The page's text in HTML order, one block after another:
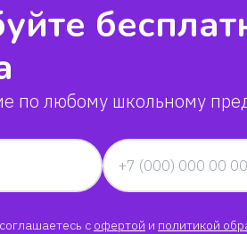
по любому школьному
с офертой и политикой